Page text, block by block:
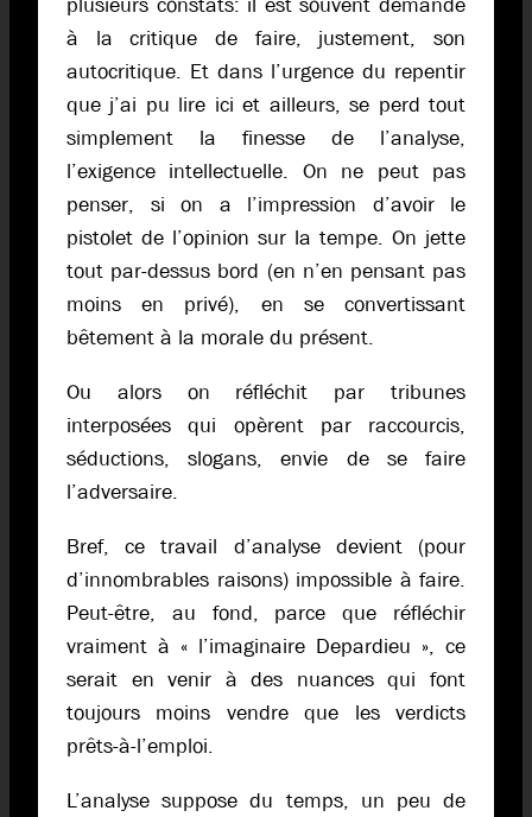
plusieurs constats: il est souvent demandé
à la critique de faire, justement, son
autocritique. Et dans l’urgence du repentir
que j’ai pu lire ici et ailleurs, se perd tout
simplement la finesse de l’analyse,
l’exigence intellectuelle. On ne peut pas
penser, si on a l’impression d’avoir le
pistolet de l’opinion sur la tempe. On jette
tout par-dessus bord (en n’en pensant pas
moins en privé), en se convertissant
bêtement à la morale du présent.
Ou alors on réfléchit par tribunes
interposées qui opèrent par raccourcis,
séductions, slogans, envie de se faire
l’adversaire.
Bref, ce travail d’analyse devient (pour
d’innombrables raisons) impossible à faire.
Peut-être, au fond, parce que réfléchir
vraiment à « l’imaginaire Depardieu », ce
serait en venir à des nuances qui font
toujours moins vendre que les verdicts
prêts-à-l’emploi.
L’analyse suppose du temps, un peu de